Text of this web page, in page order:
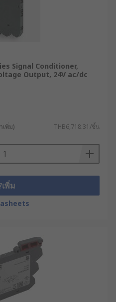
Signal Conditioner,
Output, 24V ac/dc
เพิ่ม) THB6,718.31/ชิ้น
เพิ่ม